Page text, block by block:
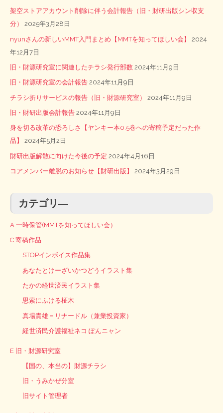
架空ストアアカウント削除に伴う会計報告（旧・財研出版シン収支
分）
2025年3月28日
nyunさんの新しいMMT入門まとめ【MMTを知ってほしい会】
2024
年12月7日
旧・財源研究室に関連したチラシ発行部数 2024年11月9日
旧・財源研究室の会計報告 2024年11月9日
チラシ折りサービスの報告（旧・財源研究室） 2024年11月9日
旧・財研出版会計報告 2024年11月9日
身を切る改革の恐ろしさ【ヤンキー本0.5巻への寄稿予定だった作
品】
2024年5月2日
財研出版解散に向けた今後の予定 2024年4月16日
コアメンバー離脱のお知らせ【財研出版】 2024年3月29日
カテゴリ―
A 一時保管(MMTを知ってほしい会）
C 寄稿作品
STOPインボイス作品集
あなたとけーざいかつどうイラスト集
たかの経世済民イラスト集
思索にふける柾木
真場貴雄＝リナードル（兼業投資家）
経世済民介護福祉ネコ ぽんニャン
E 旧・財源研究室
【国の、本当の】財源チラシ
旧・うみかぜ分室
旧サイト管理者